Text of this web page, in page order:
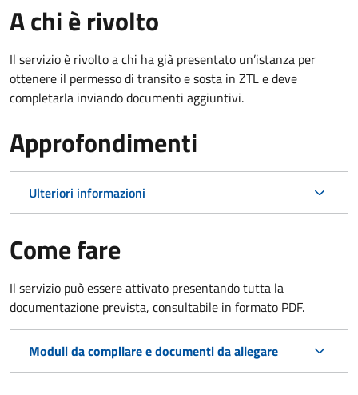
A chi è rivolto
Il servizio è rivolto a chi ha già presentato un’istanza per
ottenere il permesso di transito e sosta in ZTL e deve
completarla inviando documenti aggiuntivi.
Approfondimenti
Ulteriori informazioni
Come fare
Il servizio può essere attivato presentando tutta la
documentazione prevista, consultabile in formato PDF.
Moduli da compilare e documenti da allegare